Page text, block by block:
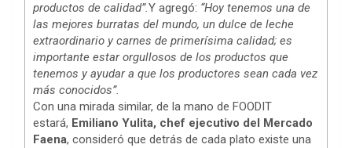
productos de calidad”.Y agregó: “Hoy tenemos una de
las mejores burratas del mundo, un dulce de leche
extraordinario y carnes de primerísima calidad; es
importante estar orgullosos de los productos que
tenemos y ayudar a que los productores sean cada vez
más conocidos”.
Con una mirada similar, de la mano de FOODIT
estará, Emiliano Yulita, chef ejecutivo del Mercado
Faena, consideró que detrás de cada plato existe una